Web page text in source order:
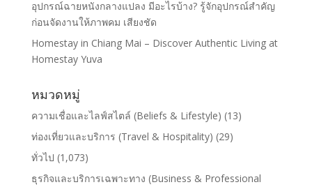
อุปกรณ์ฉายหนังกลางแปลง มีอะไรบ้าง? รู้จักอุปกรณ์สำคัญ
ก่อนจัดงานให้ภาพคม เสียงชัด
Homestay in Chiang Mai – Discover Authentic Living at
Homestay Yuva
หมวดหมู่
ความเชื่อและไลฟ์สไตล์ (Beliefs & Lifestyle) (13)
ท่องเที่ยวและบริการ (Travel & Hospitality) (29)
ทั่วไป (1,073)
ธุรกิจและบริการเฉพาะทาง (Business & Professional